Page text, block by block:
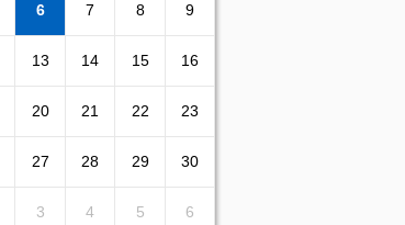
6 7 8 9
13 14 15 16
20 21 22 23
27 28 29 30
3 4 5 6